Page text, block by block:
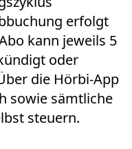
erfolgt
kann jeweils 5
oder
die Hörbi-App
sowie sämtliche
steuern.